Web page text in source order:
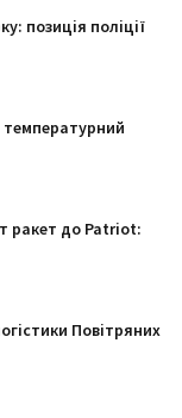
позиція поліції
температурний
ракет до Patriot:
Повітряних